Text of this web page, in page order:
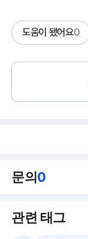
도움이 됐어요0
문의0
관련 태그